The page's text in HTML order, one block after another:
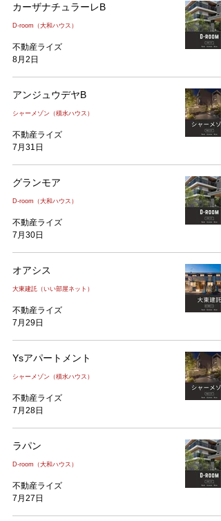
カーザナチュラーレB
D-room（大和ハウス）
不動産ライズ
8月2日
アンジュウデヤB
シャーメゾン（積水ハウス）
不動産ライズ
7月31日
グランモア
D-room（大和ハウス）
不動産ライズ
7月30日
オアシス
大東建託（いい部屋ネット）
不動産ライズ
7月29日
Ysアパートメント
シャーメゾン（積水ハウス）
不動産ライズ
7月28日
ラパン
D-room（大和ハウス）
不動産ライズ
7月27日